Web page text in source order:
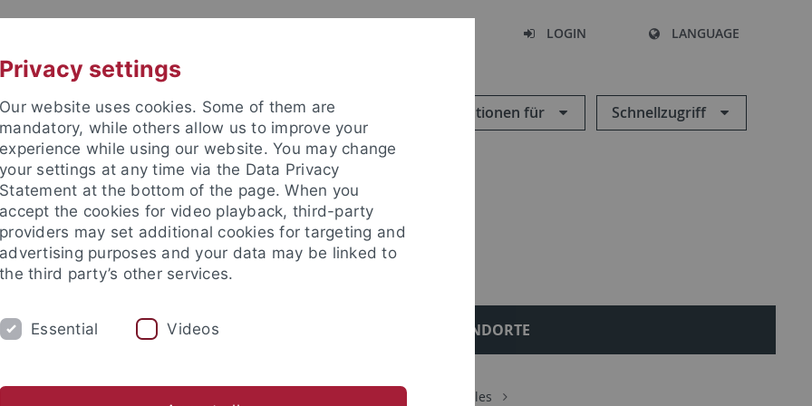
LOGIN LANGUAGE
Informationen für Schnellzugriff
FORSCHUNG STANDORTE
Naturwissenschaftliche Fakultät Informatik Aktuelles
Privacy settings
Our website uses cookies. Some of them are
mandatory, while others allow us to improve your
experience while using our website. You may change
your settings at any time via the Data Privacy
Statement at the bottom of the page. When you
accept the cookies for video playback, third-party
providers may set additional cookies for targeting and
advertising purposes and your data may be linked to
the third party’s other services.
Essential Videos